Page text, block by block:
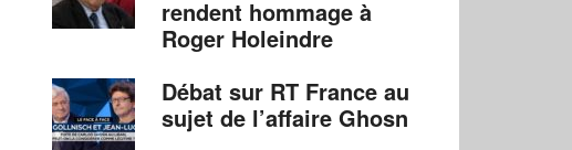
rendent hommage à
Roger Holeindre
Débat sur RT France au
sujet de l’affaire Ghosn